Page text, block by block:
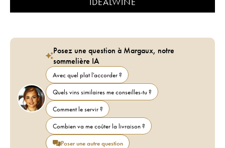
Posez une question à Margaux, notre
sommelière IA
Avec quel plat l'accorder ?
Quels vins similaires me conseilles-tu ?
Comment le servir ?
Combien va me coûter la livraison ?
Poser une autre question